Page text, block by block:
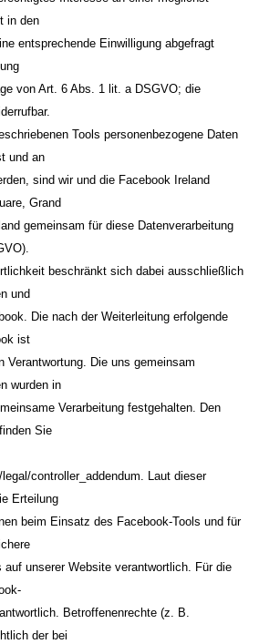
in den
entsprechende Einwilligung abgefragt
von Art. 6 Abs. 1 lit. a DSGVO; die
Tools personenbezogene Daten
und an
sind wir und die Facebook Ireland
Grand
gemeinsam für diese Datenverarbeitung
beschränkt sich dabei ausschließlich
und
Die nach der Weiterleitung erfolgende
ist
Verantwortung. Die uns gemeinsam
wurden in
Verarbeitung festgehalten. Den
Sie
controller_addendum. Laut dieser
Erteilung
beim Einsatz des Facebook-Tools und für
auf unserer Website verantwortlich. Für die
Betroffenenrechte (z. B.
der bei